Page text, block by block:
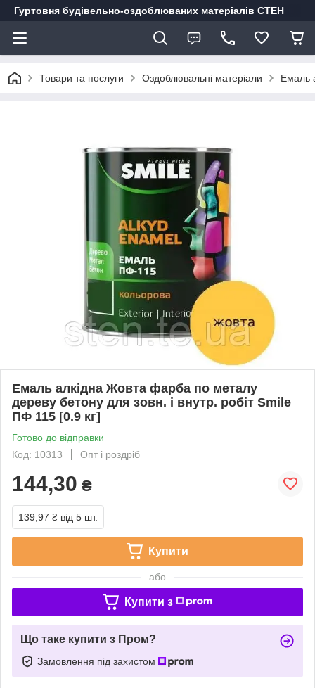
Гуртовня будівельно-оздоблюваних матеріалів СТЕН
Товари та послуги Оздоблювальні матеріали Емаль
Емаль алкідна Жовта фарба по металу
дереву бетону для зовн. і внутр. робіт Smile
ПФ 115 [0.9 кг]
Готово до відправки
Код: 10313
Опт і роздріб
144,30 ₴
139,97 ₴ від 5 шт.
Купити
або
Купити з
Що таке купити з Пром?
Замовлення під захистом